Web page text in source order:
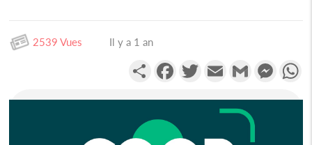
2539 Vues Il y a 1 an
PartagerFacebookTwitterEmail Gmail